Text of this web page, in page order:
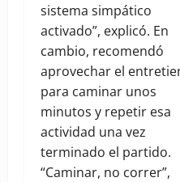
sistema simpático
activado”, explicó. En
cambio, recomendó
aprovechar el
para caminar unos
minutos y repetir esa
actividad una vez
terminado el partido.
“Caminar, no correr”,